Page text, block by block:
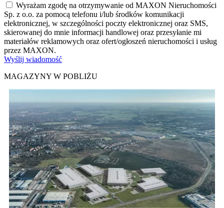
Wyrażam zgodę na otrzymywanie od MAXON Nieruchomości
Sp. z o.o. za pomocą telefonu i/lub środków komunikacji
elektronicznej, w szczególności poczty elektronicznej oraz SMS,
skierowanej do mnie informacji handlowej oraz przesyłanie mi
materiałów reklamowych oraz ofert/ogłoszeń nieruchomości i usług
przez MAXON.
Wyślij wiadomość
MAGAZYNY W POBLIŻU